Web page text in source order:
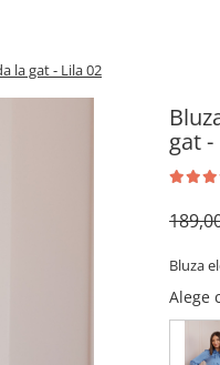
la gat - Lila 02
gat -
Bluza
Alege